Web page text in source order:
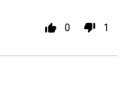
0 1